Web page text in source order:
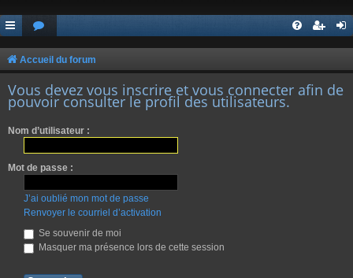
Accueil du forum
Vous devez vous inscrire et vous connecter afin de
pouvoir consulter le profil des utilisateurs.
Nom d’utilisateur :
Mot de passe :
J’ai oublié mon mot de passe
Renvoyer le courriel d’activation
Se souvenir de moi
Masquer ma présence lors de cette session